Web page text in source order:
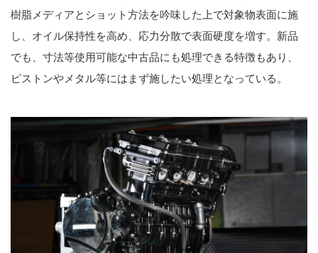
樹脂メディアとショット方法を吟味した上で対象物表面に施
し、オイル保持性を高め、応力分散で表面硬度を増す。新品
でも、寸法等使用可能な中古品にも処理できる特徴もあり、
ピストンやメタル等にはまず施したい処理となっている。